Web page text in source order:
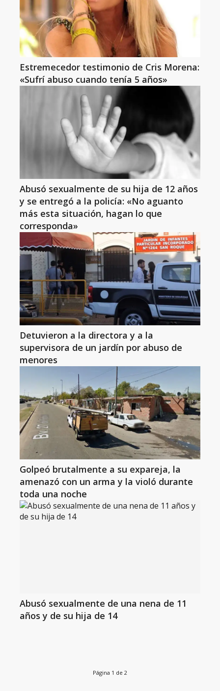
Estremecedor testimonio de Cris Morena:
«Sufrí abuso cuando tenía 5 años»
Abusó sexualmente de su hija de 12 años
y se entregó a la policía: «No aguanto
más esta situación, hagan lo que
corresponda»
Detuvieron a la directora y a la
supervisora de un jardín por abuso de
menores
Golpeó brutalmente a su expareja, la
amenazó con un arma y la violó durante
toda una noche
Abusó sexualmente de una nena de 11
años y de su hija de 14
Página 1 de 2